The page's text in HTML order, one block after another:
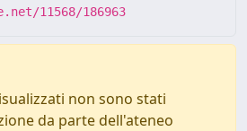
11568/186963
non sono stati
da parte dell'ateneo